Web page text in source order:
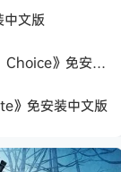
文版
《天平游戏1:抉择/Inner Scales 1：Choice》免安装中文版
》免安装中文版